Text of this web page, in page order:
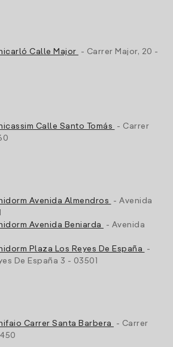
Calle Major
- Carrer Major, 20 -
Calle Santo Tomás
- Carrer
Avenida Almendros
- Avenida
Avenida Beniarda
- Avenida
Plaza Los Reyes De España
-
De España 3 - 03501
Carrer Santa Barbera
- Carrer